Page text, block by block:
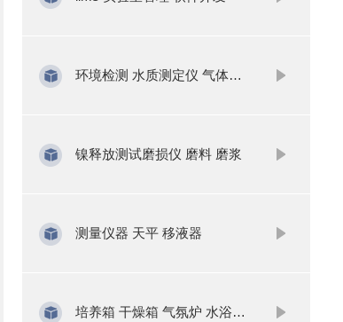
环境检测 水质测定仪 气体分析
镍释放测试磨损仪 磨料 磨浆
测量仪器 天平 移液器
培养箱 干燥箱 气氛炉 水浴锅 振荡器